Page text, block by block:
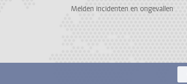
Melden incidenten en ongevallen